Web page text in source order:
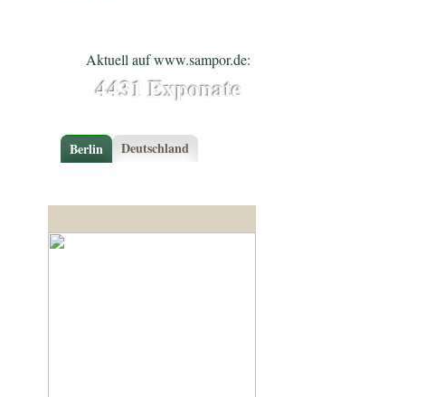
Aktuell auf www.sampor.de:
4431 Exponate
Berlin Deutschland